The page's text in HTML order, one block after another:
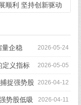
顺利 坚持创新驱动
2026-05-24
量企稳
2026-05-05
定义指标
2026-04-12
捉强势股
2026-04-11
势股低吸